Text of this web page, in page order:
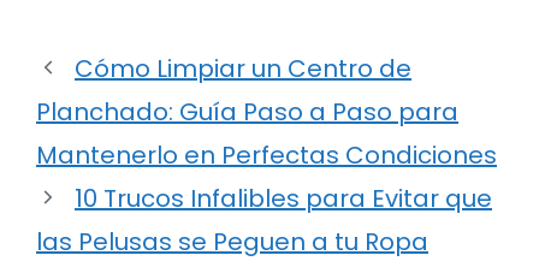
Cómo Limpiar un Centro de
Planchado: Guía Paso a Paso para
Mantenerlo en Perfectas Condiciones
10 Trucos Infalibles para Evitar que
las Pelusas se Peguen a tu Ropa